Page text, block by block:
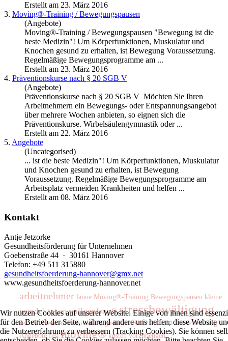
Erstellt am 23. März 2016
3. Moving®-Training / Bewegungspausen
(Angebote)
Moving®-Training / Bewegungspausen "Bewegung ist die
beste Medizin"! Um Körperfunktionen, Muskulatur und
Knochen gesund zu erhalten, ist Bewegung Voraussetzung.
Regelmäßige Bewegungsprogramme am ...
Erstellt am 23. März 2016
4. Präventionskurse nach § 20 SGB V
(Angebote)
Präventionskurse nach § 20 SGB V Möchten Sie Ihren
Arbeitnehmern ein Bewegungs- oder Entspannungsangebot
über mehrere Wochen anbieten, so eignen sich die
Präventionskurse. Wirbelsäulengymnastik oder ...
Erstellt am 22. März 2016
5. Angebote
(Uncategorised)
... ist die beste Medizin"! Um Körperfunktionen, Muskulatur
und Knochen gesund zu erhalten, ist Bewegung
Voraussetzung. Regelmäßige Bewegungsprogramme am
Arbeitsplatz vermeiden Krankheiten und helfen ...
Erstellt am 08. März 2016
Kontakt
Antje Jetzorke
Gesundheitsförderung für Unternehmen
Goebenstraße 44 · 30161 Hannover
Telefon: +49 511 315880
gesundheitsfoerderung-hannover@gmx.net
www.gesundheitsfoerderung-hannover.net
arbeitnehmer laune Moving®-Training Bewegungspausen kleine
wandel hohem vollgepfropft stressbewältigung
rekordniveau arbeitssituation gesünder Referenzen faszientraining
Angebote fest moving® kosten vorzubeugen
Wir nutzen Cookies auf unserer Website. Einige von ihnen sind
für den Betrieb der Seite, während andere uns helfen, diese Website
die Nutzererfahrung zu verbessern (Tracking Cookies). Sie können